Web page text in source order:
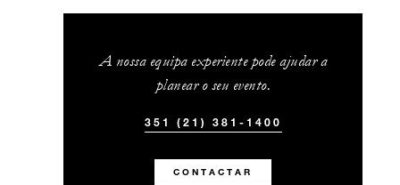
A nossa equipa experiente pode ajudar a
planear o seu evento.
351 (21) 381-1400
CONTACTAR